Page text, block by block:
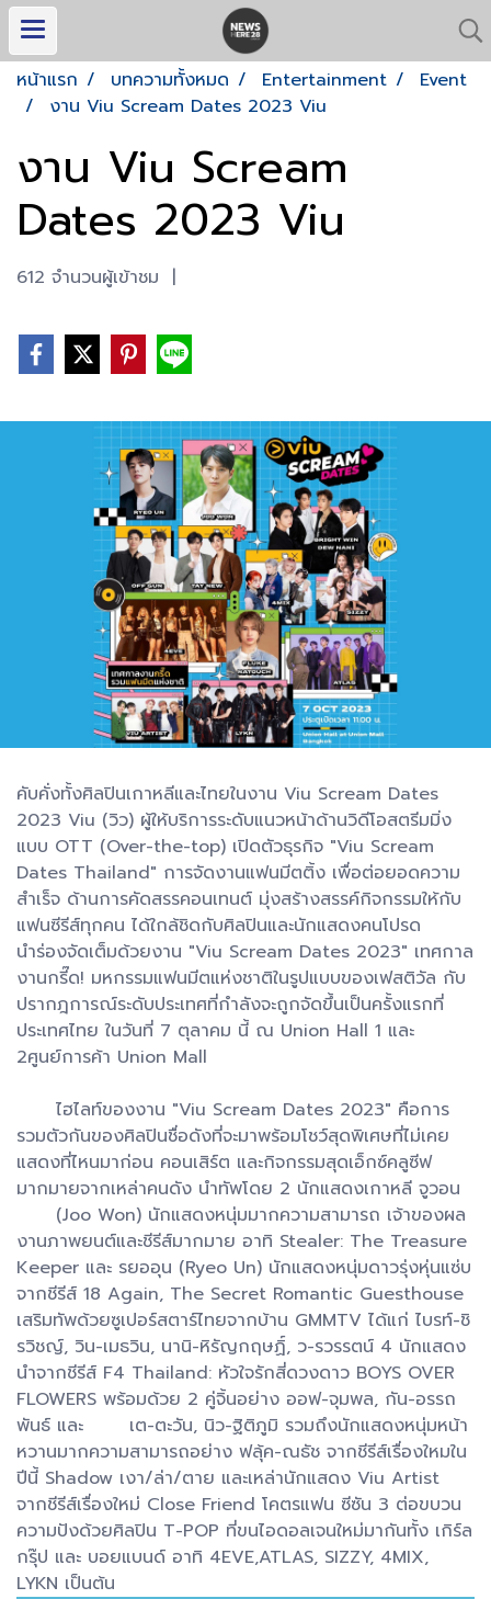
หน้าแรก บทความทั้งหมด Entertainment
Event
งาน Viu Scream Dates 2023 Viu
งาน Viu Scream
Dates 2023 Viu
612 จำนวนผู้เข้าชม |
คับคั่งทั้งศิลปินเกาหลีและไทยในงาน Viu Scream Dates
2023 Viu (วิว) ผู้ให้บริการระดับแนวหน้าด้านวิดีโอสตรีมมิ่ง
แบบ OTT (Over-the-top) เปิดตัวธุรกิจ "Viu Scream
Dates Thailand" การจัดงานแฟนมีตติ้ง เพื่อต่อยอดความ
สำเร็จ ด้านการคัดสรรคอนเทนต์ มุ่งสร้างสรรค์กิจกรรมให้กับ
แฟนซีรีส์ทุกคน ได้ใกล้ชิดกับศิลปินและนักแสดงคนโปรด
นำร่องจัดเต็มด้วยงาน "Viu Scream Dates 2023" เทศกาล
งานกรี๊ด! มหกรรมแฟนมีตแห่งชาติในรูปแบบของเฟสติวัล กับ
ปรากฎการณ์ระดับประเทศที่กำลังจะถูกจัดขึ้นเป็นครั้งแรกที่
ประเทศไทย ในวันที่ 7 ตุลาคม นี้ ณ Union Hall 1 และ
2ศูนย์การค้า Union Mall
ไฮไลท์ของงาน "Viu Scream Dates 2023" คือการ
รวมตัวกันของศิลปินชื่อดังที่จะมาพร้อมโชว์สุดพิเศษที่ไม่เคย
แสดงที่ไหนมาก่อน คอนเสิร์ต และกิจกรรมสุดเอ็กซ์คลูซีฟ
มากมายจากเหล่าคนดัง นำทัพโดย 2 นักแสดงเกาหลี จูวอน
(Joo Won) นักแสดงหนุ่มมากความสามารถ เจ้าของผล
งานภาพยนต์และชีรีส์มากมาย อาทิ Stealer: The Treasure
Keeper และ รยออุน (Ryeo Un) นักแสดงหนุ่มดาวรุ่งหุ่นแซ่บ
จากชีรีส์ 18 Again, The Secret Romantic Guesthouse
เสริมทัพด้วยซูเปอร์สตาร์ไทยจากบ้าน GMMTV ได้แก่ ไบรท์-ชิ
รวิชญ์, วิน-เมธวิน, นานิ-หิรัญกฤษฏิ์, ว-รวรรตน์ 4 นักแสดง
นำจากชีรีส์ F4 Thailand: หัวใจรักสี่ดวงดาว BOYS OVER
FLOWERS พร้อมด้วย 2 คู่จิ้นอย่าง ออฟ-จุมพล, กัน-อรรถ
พันธ์ และ เต-ตะวัน, นิว-ฐิติภูมิ รวมถึงนักแสดงหนุ่มหน้า
หวานมากความสามารถอย่าง ฟลุ้ค-ณธัช จากชีรีส์เรื่องใหมใน
ปีนี้ Shadow เงา/ล่า/ตาย และเหล่านักแสดง Viu Artist
จากชีรีส์เรื่องใหม่ Close Friend โคตรแฟน ซีซัน 3 ต่อขบวน
ความปังด้วยศิลปิน T-POP ที่ขนไอดอลเจนใหม่มากันทั้ง เกิร์ล
กรุ๊ป และ บอยแบนด์ อาทิ 4EVE,ATLAS, SIZZY, 4MIX,
LYKN เป็นต้น